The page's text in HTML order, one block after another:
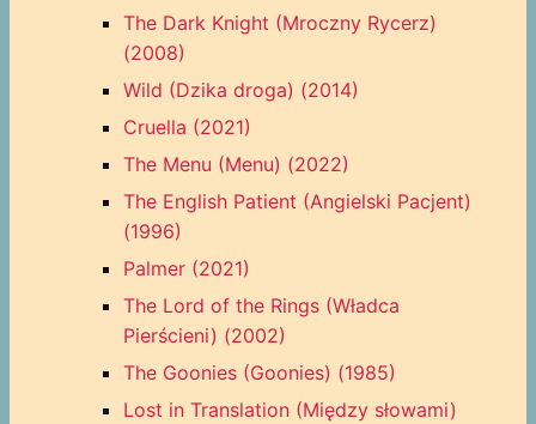
The Dark Knight (Mroczny Rycerz)
(2008)
Wild (Dzika droga) (2014)
Cruella (2021)
The Menu (Menu) (2022)
The English Patient (Angielski Pacjent)
(1996)
Palmer (2021)
The Lord of the Rings (Władca
Pierścieni) (2002)
The Goonies (Goonies) (1985)
Lost in Translation (Między słowami)